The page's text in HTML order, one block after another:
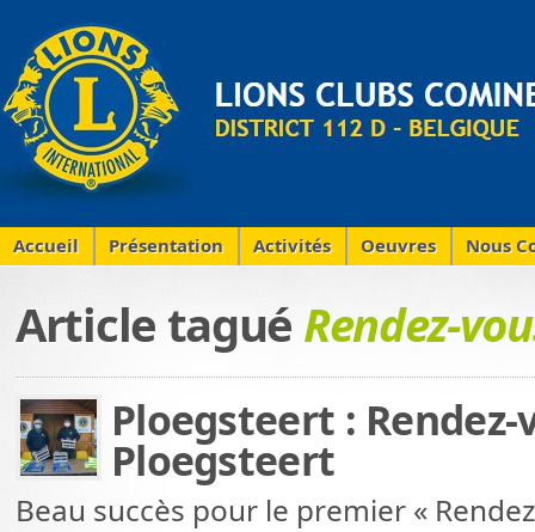
Accueil Présentation Activités Oeuvres Nous
Article tagué Rendez-
Ploegsteert :
Ploegsteert
Beau succès pour le premier «